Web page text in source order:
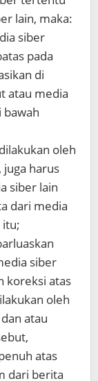
lain, maka:
siber
pada
di
atau media
bawah
oleh
juga harus
siber lain
dari media
itu;
siber
koreksi atas
oleh
atau
atas
dari berita